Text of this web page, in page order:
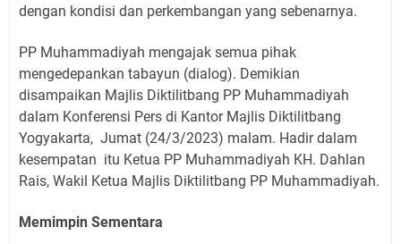
dengan kondisi dan perkembangan yang sebenarnya.
PP Muhammadiyah mengajak semua pihak
mengedepankan tabayun (dialog). Demikian
disampaikan Majlis Diktilitbang PP Muhammadiyah
dalam Konferensi Pers di Kantor Majlis Diktilitbang
Yogyakarta, Jumat (24/3/2023) malam. Hadir dalam
kesempatan itu Ketua PP Muhammadiyah KH. Dahlan
Rais, Wakil Ketua Majlis Diktilitbang PP Muhammadiyah.
Memimpin Sementara